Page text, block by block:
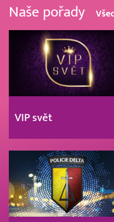
Naše pořady
VIP svět